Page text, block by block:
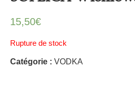
15,50€
Rupture de stock
Catégorie : VODKA